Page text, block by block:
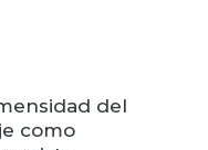
del
como